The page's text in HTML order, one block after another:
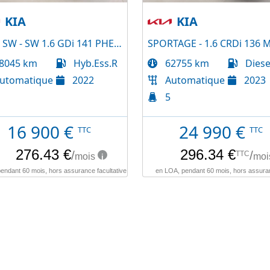
KIA
CEED SW - SW 1.6 GDi 141 PHEV Active Business DCT6
km
Hyb.Ess.R
2022
16 900 € TTC
KIA
62755 km
Automatique
2023
5
24 990 € TTC